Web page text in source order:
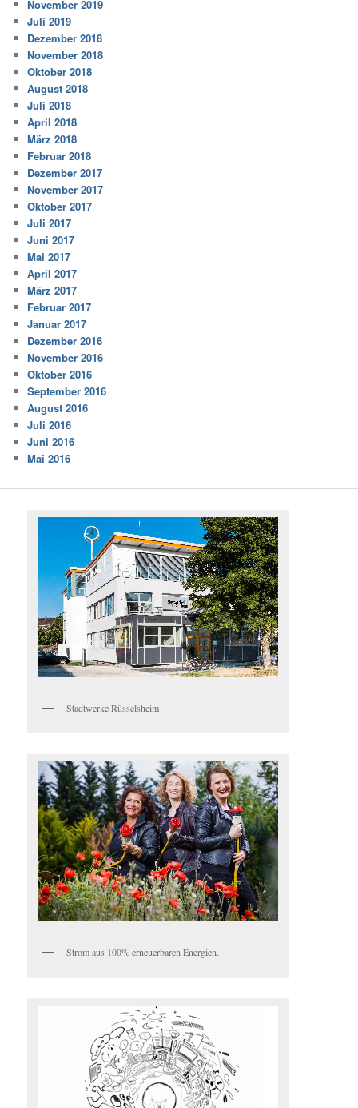
November 2019
Juli 2019
Dezember 2018
November 2018
Oktober 2018
August 2018
Juli 2018
April 2018
März 2018
Februar 2018
Dezember 2017
November 2017
Oktober 2017
Juli 2017
Juni 2017
Mai 2017
April 2017
März 2017
Februar 2017
Januar 2017
Dezember 2016
November 2016
Oktober 2016
September 2016
August 2016
Juli 2016
Juni 2016
Mai 2016
Stadtwerke Rüsselsheim
Strom aus 100% erneuerbaren Energien.